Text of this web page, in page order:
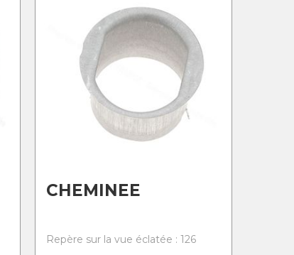
CHEMINEE
Repère sur la vue éclatée : 126